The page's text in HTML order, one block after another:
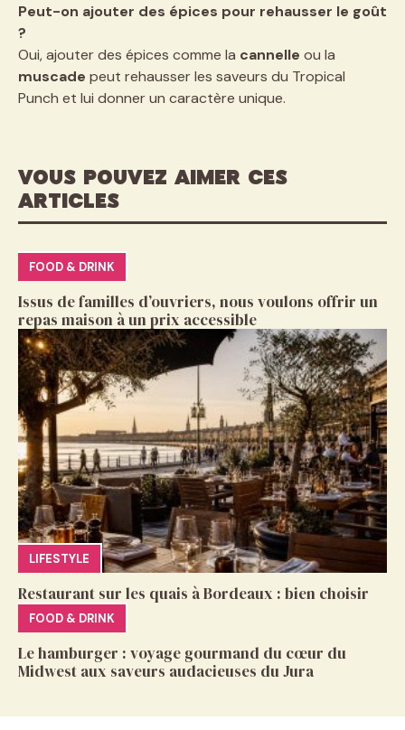
Peut-on ajouter des épices pour rehausser le goût
?
Oui, ajouter des épices comme la cannelle ou la
muscade peut rehausser les saveurs du Tropical
Punch et lui donner un caractère unique.
VOUS POUVEZ AIMER CES
ARTICLES
FOOD & DRINK
Issus de familles d’ouvriers, nous voulons offrir un
repas maison à un prix accessible
LIFESTYLE
Restaurant sur les quais à Bordeaux : bien choisir
FOOD & DRINK
Le hamburger : voyage gourmand du cœur du
Midwest aux saveurs audacieuses du Jura